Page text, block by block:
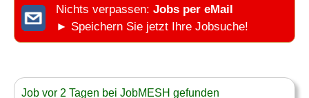
Nichts verpassen: Jobs per eMail
► Speichern Sie jetzt Ihre Jobsuche!
Job vor 2 Tagen bei JobMESH gefunden